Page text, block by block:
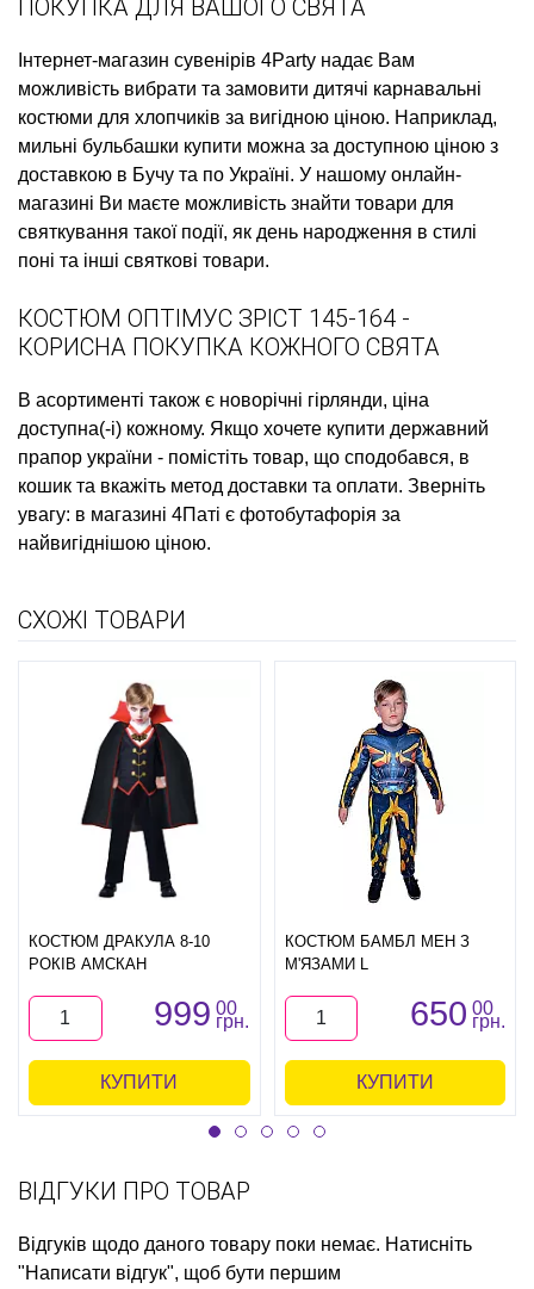
ПОКУПКА ДЛЯ ВАШОГО СВЯТА
Інтернет-магазин сувенірів 4Party надає Вам
можливість вибрати та замовити дитячі карнавальні
костюми для хлопчиків за вигідною ціною. Наприклад,
мильні бульбашки купити можна за доступною ціною з
доставкою в Бучу та по Україні. У нашому онлайн-
магазині Ви маєте можливість знайти товари для
святкування такої події, як день народження в стилі
поні та інші святкові товари.
КОСТЮМ ОПТІМУС ЗРІСТ 145-164 -
КОРИСНА ПОКУПКА КОЖНОГО СВЯТА
В асортименті також є новорічні гірлянди, ціна
доступна(-і) кожному. Якщо хочете купити державний
прапор україни - помістіть товар, що сподобався, в
кошик та вкажіть метод доставки та оплати. Зверніть
увагу: в магазині 4Паті є фотобутафорія за
найвигіднішою ціною.
СХОЖІ ТОВАРИ
КОСТЮМ ДРАКУЛА 8-10
РОКІВ АМСКАН
999 00
грн.
КУПИТИ
КОСТЮМ БАМБЛ МЕН З
М'ЯЗАМИ L
650 00
грн.
КУПИТИ
ВІДГУКИ ПРО ТОВАР
Відгуків щодо даного товару поки немає. Натисніть
"Написати відгук", щоб бути першим